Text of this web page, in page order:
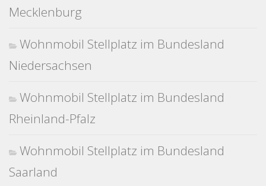
Mecklenburg
Wohnmobil Stellplatz im Bundesland
Niedersachsen
Wohnmobil Stellplatz im Bundesland
Rheinland-Pfalz
Wohnmobil Stellplatz im Bundesland
Saarland